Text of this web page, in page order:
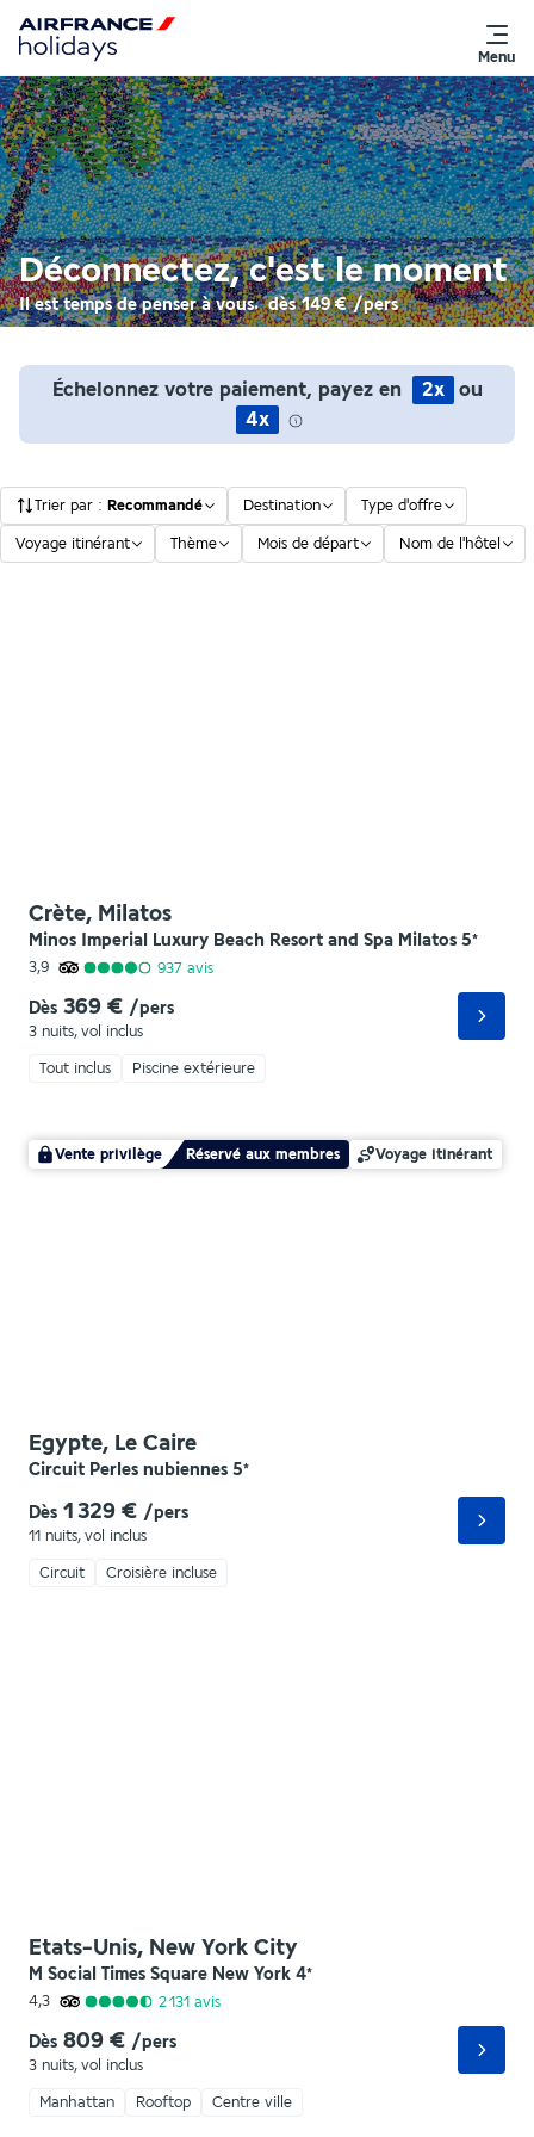
Menu
Déconnectez, c'est le moment
Il est temps de penser à vous. dès 149 € /pers
Échelonnez votre paiement, payez en 2x
ou
4x
Trier par : Recommandé Destination Type d'offre
Voyage itinérant Thème Mois de départ Nom de l'hôtel
Crète, Milatos
Minos Imperial Luxury Beach Resort and Spa Milatos 5*
3,9
937 avis
Dès 369 € /pers
3 nuits, vol inclus
Tout inclus Piscine extérieure
Vente privilège Réservé aux membres Voyage itinérant
Egypte, Le Caire
Circuit Perles nubiennes 5*
Dès 1 329 € /pers
11 nuits, vol inclus
Circuit Croisière incluse
Etats-Unis, New York City
M Social Times Square New York 4*
4,3
2 131 avis
Dès 809 € /pers
3 nuits, vol inclus
Manhattan Rooftop Centre ville